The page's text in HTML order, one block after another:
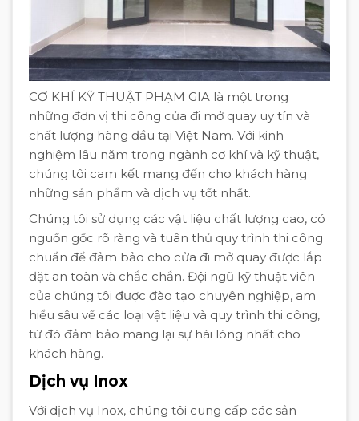
CƠ KHÍ KỸ THUẬT PHẠM GIA là một trong
những đơn vị thi công cửa đi mở quay uy tín và
chất lượng hàng đầu tại Việt Nam. Với kinh
nghiệm lâu năm trong ngành cơ khí và kỹ thuật,
chúng tôi cam kết mang đến cho khách hàng
những sản phẩm và dịch vụ tốt nhất.
Chúng tôi sử dụng các vật liệu chất lượng cao, có
nguồn gốc rõ ràng và tuân thủ quy trình thi công
chuẩn để đảm bảo cho cửa đi mở quay được lắp
đặt an toàn và chắc chắn. Đội ngũ kỹ thuật viên
của chúng tôi được đào tạo chuyên nghiệp, am
hiểu sâu về các loại vật liệu và quy trình thi công,
từ đó đảm bảo mang lại sự hài lòng nhất cho
khách hàng.
Dịch vụ Inox
Với dịch vụ Inox, chúng tôi cung cấp các sản